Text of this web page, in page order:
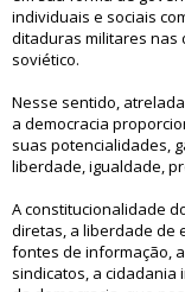
individuais e sociais
ditaduras militares nas
soviético.
Nesse sentido,
a democracia
suas potencialidades,
liberdade, igualdade,
A constitucionalidade
diretas, a liberdade de
fontes de informação,
sindicatos, a cidadania